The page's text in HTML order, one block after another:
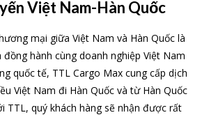
Việt Nam-Hàn Quốc
mại giữa Việt Nam và Hàn Quốc là
hành cùng doanh nghiệp Việt Nam
quốc tế, TTL Cargo Max cung cấp dịch
Việt Nam đi Hàn Quốc và từ Hàn Quốc
TTL, quý khách hàng sẽ nhận được rất